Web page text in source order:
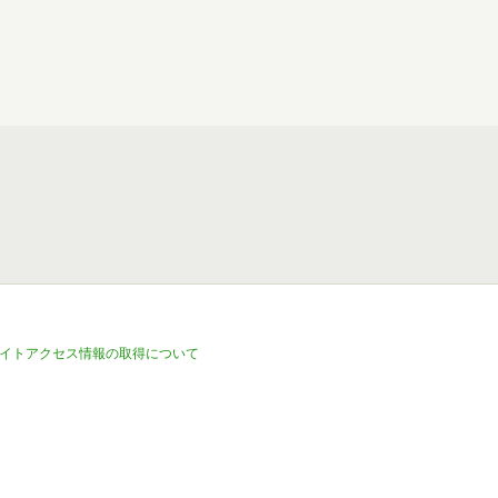
トアクセス情報の取得について